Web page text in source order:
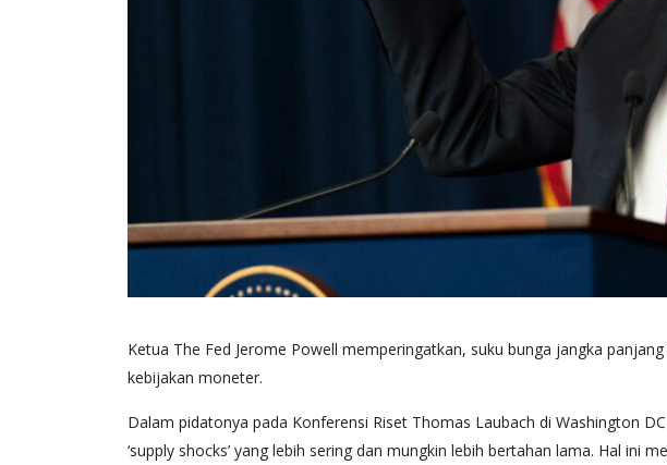
Ketua The Fed Jerome Powell memperingatkan, suku bunga jangka
kebijakan moneter.
Dalam pidatonya pada Konferensi Riset Thomas Laubach di Washington
‘supply shocks’ yang lebih sering dan mungkin lebih bertahan lama. Hal